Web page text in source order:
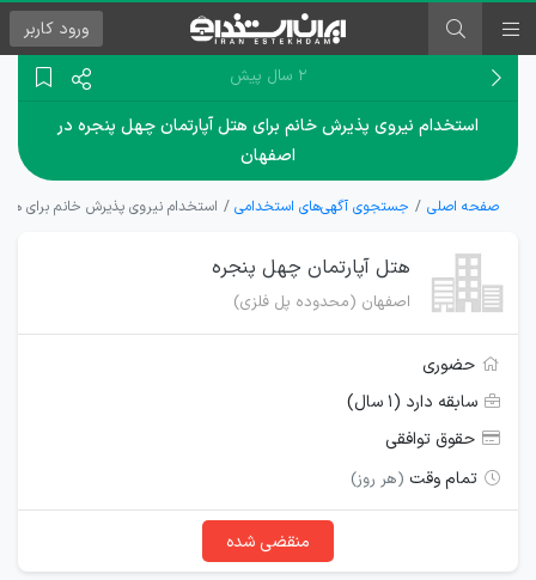
ورود کاربر
۲ سال پیش
استخدام نیروی پذیرش خانم برای هتل آپارتمان چهل پنجره در
اصفهان
صفحه اصلی جستجوی آگهی‌های استخدامی استخدام نیروی پذیرش خانم برای
هتل آپارتمان چهل پنجره
اصفهان (محدوده پل فلزی)
حضوری
سابقه دارد (۱ سال)
حقوق توافقی
تمام وقت (هر روز)
منقضی شده